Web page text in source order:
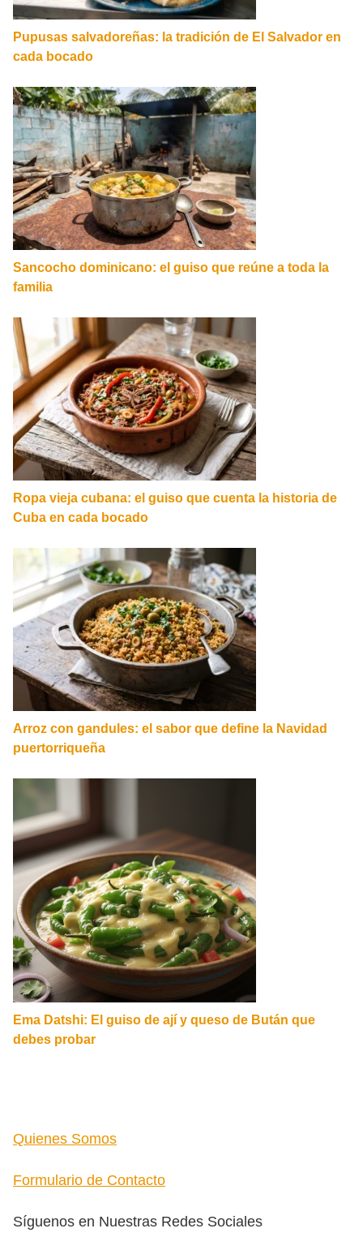
Pupusas salvadoreñas: la tradición de El Salvador en
cada bocado
Sancocho dominicano: el guiso que reúne a toda la
familia
Ropa vieja cubana: el guiso que cuenta la historia de
Cuba en cada bocado
Arroz con gandules: el sabor que define la Navidad
puertorriqueña
Ema Datshi: El guiso de ají y queso de Bután que
debes probar
Quienes Somos
Formulario de Contacto
Síguenos en Nuestras Redes Sociales